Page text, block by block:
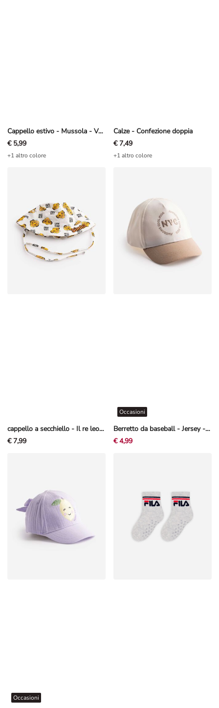
Cappello estivo - Mussola - Verde chiaro
€ 5,99
+1 altro colore
Calze - Confezione doppia
€ 7,49
+1 altro colore
cappello a secchiello - Il re leone - Bianco sporco
€ 7,99
Berretto da baseball - Jersey - bianco
Occasioni
€ 4,99
Occasioni